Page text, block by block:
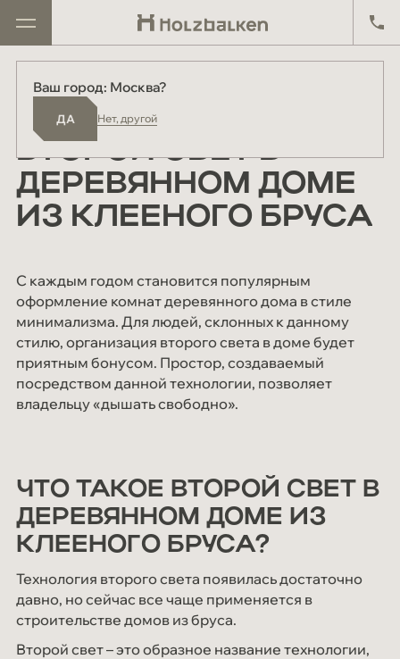
Москва
Киров
Екатеринбург
Другой
Проекты
Дома в продаже
Реализованные проекты
О компании
Партнёрам
Схема работы
Отзывы
Материалы и технологии
Блог
Контакты
11 ноября 2024
ВТОРОЙ СВЕТ В
ДЕРЕВЯННОМ ДОМЕ
ИЗ КЛЕЕНОГО БРУСА
С каждым годом становится популярным
оформление комнат деревянного дома в стиле
минимализма. Для людей, склонных к данному
стилю, организация второго света в доме будет
приятным бонусом. Простор, создаваемый
посредством данной технологии, позволяет
владельцу «дышать свободно».
ЧТО ТАКОЕ ВТОРОЙ СВЕТ В
ДЕРЕВЯННОМ ДОМЕ ИЗ
КЛЕЕНОГО БРУСА?
Технология второго света появилась достаточно
давно, но сейчас все чаще применяется в
строительстве домов из бруса.
Второй свет – это образное название технологии,
Ваш город: Москва?
ДА
ДА
Нет, другой